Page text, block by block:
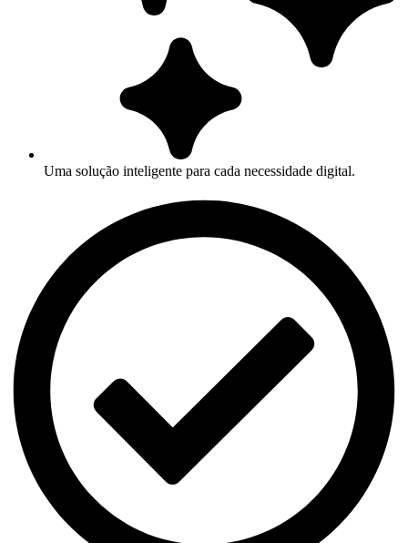
Uma solução inteligente para cada necessidade digital.